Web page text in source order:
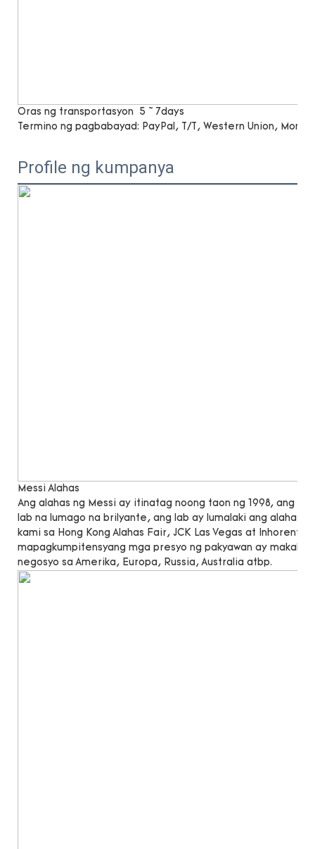
Oras ng transportasyon
5 ~ 7days
Termino ng pagbabayad: PayPal, T/T, Western Union,
Profile ng kumpanya
Messi Alahas
Ang alahas ng Messi ay itinatag noong taon ng 1998, ang
lab na lumago na brilyante, ang lab ay lumalaki ang alahas
kami sa Hong Kong Alahas Fair, JCK Las Vegas at
mapagkumpitensyang mga presyo ng pakyawan ay
negosyo sa Amerika, Europa, Russia, Australia atbp.